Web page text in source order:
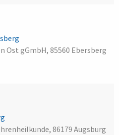
Ost gGmbH, 85560 Ebersberg
86179 Augsburg